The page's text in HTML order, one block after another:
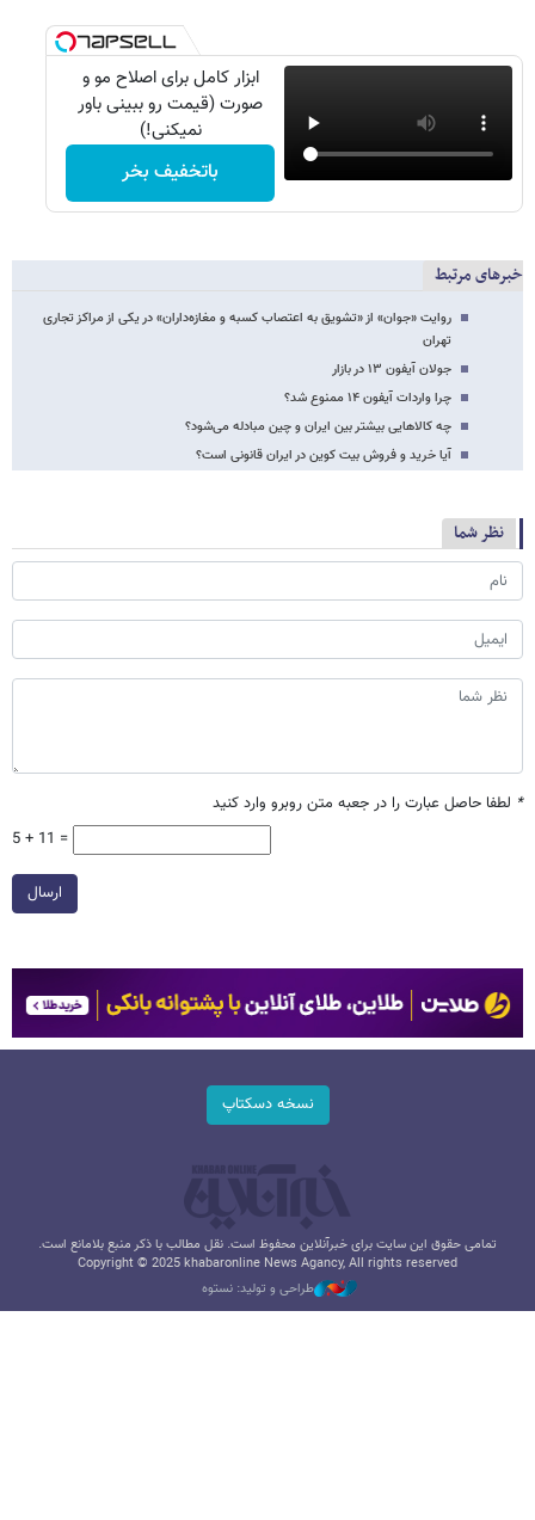
ابزار کامل برای اصلاح مو و
صورت (قیمت رو ببینی باور
نمیکنی!)
باتخفیف بخر
خبرهای مرتبط
روایت «جوان» از «تشویق به اعتصاب کسبه و مغازه‌داران» در یکی از مراکز تجاری
تهران
جولان آیفون ۱۳ در بازار
چرا واردات آیفون ۱۴ ممنوع شد؟
چه کالاهایی بیشتر بین ایران و چین مبادله می‌شود؟
آیا خرید و فروش بیت کوین در ایران قانونی است؟
نظر شما
* لطفا حاصل عبارت را در جعبه متن روبرو وارد کنید
5 + 11 =
ارسال
نسخه دسکتاپ
تمامی حقوق این سایت برای خبرآنلاین محفوظ است. نقل مطالب با ذکر منبع بلامانع است.
Copyright © 2025 khabaronline News Agancy, All rights reserved
طراحی و تولید: نستوه